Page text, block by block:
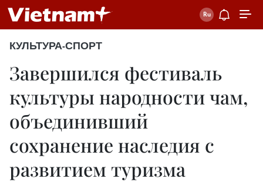
КУЛЬТУРА-СПОРТ
Завершился фестиваль
культуры народности чам,
объединивший
сохранение наследия с
развитием туризма